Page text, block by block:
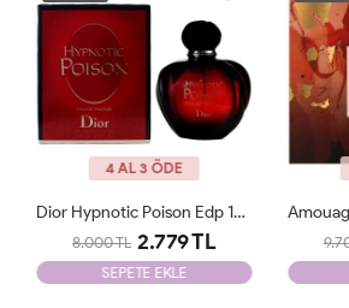
4 AL 3 ÖDE
Amouage Guidance 46 Extrait De Parfum JLT
9.700 TL 3.240 TL
SEPETE EKLE